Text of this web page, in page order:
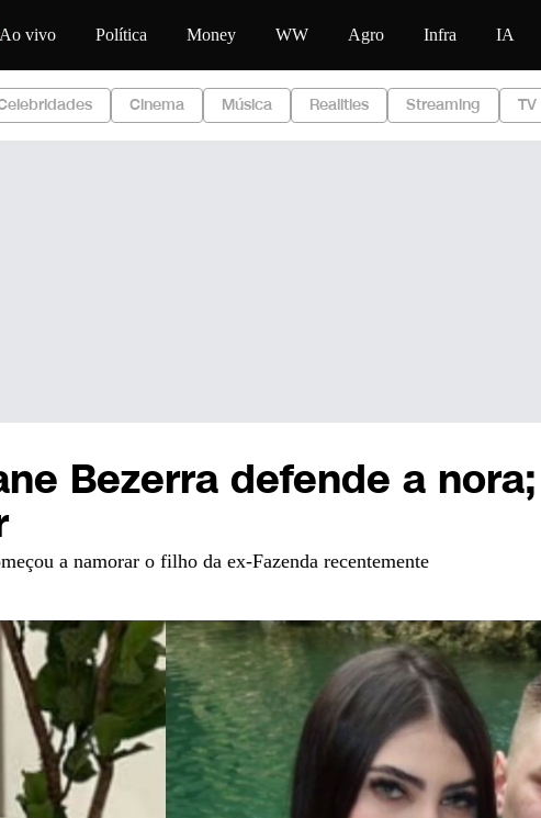
o conteúdo
Ao vivo Política Money WW Agro Infra IA
Cinema Música Realities Streaming TV
Bezerra defende a
a namorar o filho da ex-Fazenda recentemente